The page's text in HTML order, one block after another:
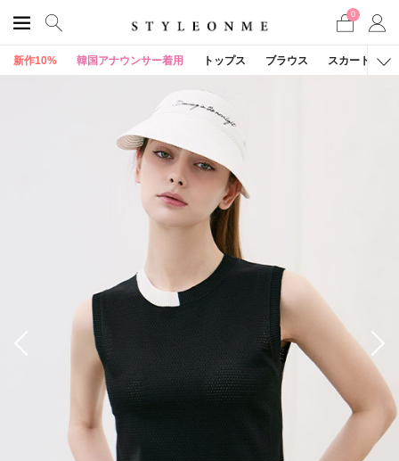
0
新作10% 韓国アナウンサー着用 トップス ブラウス スカート